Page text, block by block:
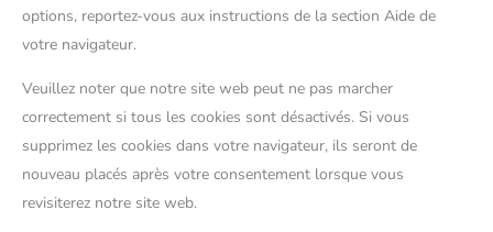
options, reportez-vous aux instructions de la section Aide de
votre navigateur.
Veuillez noter que notre site web peut ne pas marcher
correctement si tous les cookies sont désactivés. Si vous
supprimez les cookies dans votre navigateur, ils seront de
nouveau placés après votre consentement lorsque vous
revisiterez notre site web.